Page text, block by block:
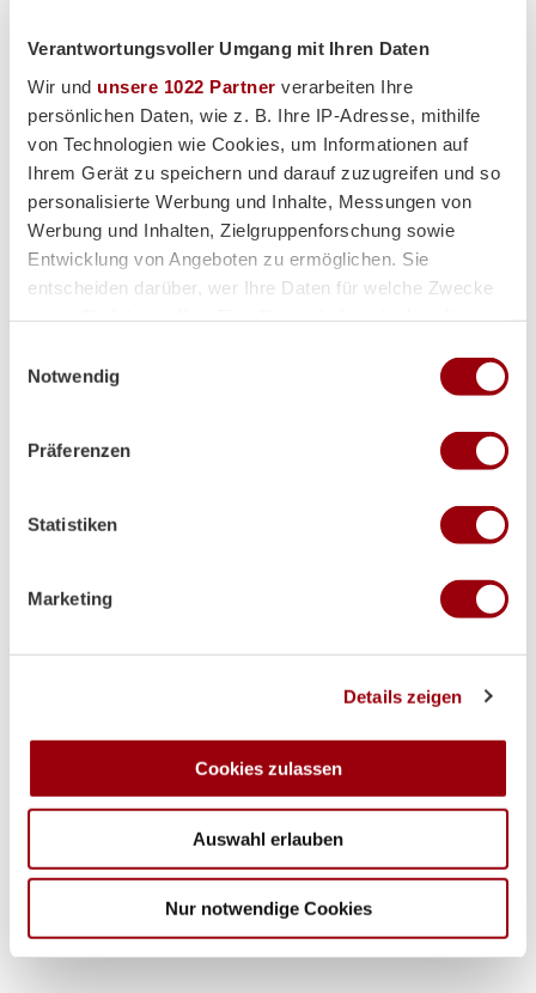
Verantwortungsvoller Umgang mit Ihren Daten
Wir und unsere 1022 Partner verarbeiten Ihre
persönlichen Daten, wie z. B. Ihre IP-Adresse, mithilfe
von Technologien wie Cookies, um Informationen auf
Ihrem Gerät zu speichern und darauf zuzugreifen und so
personalisierte Werbung und Inhalte, Messungen von
Werbung und Inhalten, Zielgruppenforschung sowie
Entwicklung von Angeboten zu ermöglichen. Sie
entscheiden darüber, wer Ihre Daten für welche Zwecke
Trigger Symbol ändern oder widerrufen
Informationen über Ihre geografische Lage erfassen,
Ihr Gerät durch aktives Scannen nach bestimmten
Merkmalen (Fingerprinting) identifizieren
verarbeitet werden, und legen Sie Ihre Präferenzen im
Abschnitt Einzelheiten
personalisieren, Funktionen für soziale Medien anbieten
soziale Medien, Werbung und Analysen weiter. Unsere
Partner führen diese Informationen möglicherweise mit
weiteren Daten zusammen, die Sie ihnen bereitgestellt
haben oder die sie im Rahmen Ihrer Nutzung der Dienste
Notwendig
Präferenzen
Statistiken
Marketing
Details zeigen
Cookies zulassen
Auswahl erlauben
Nur notwendige Cookies
Partner